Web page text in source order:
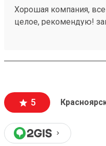
Хорошая компания,
целое, рекомендую!
5